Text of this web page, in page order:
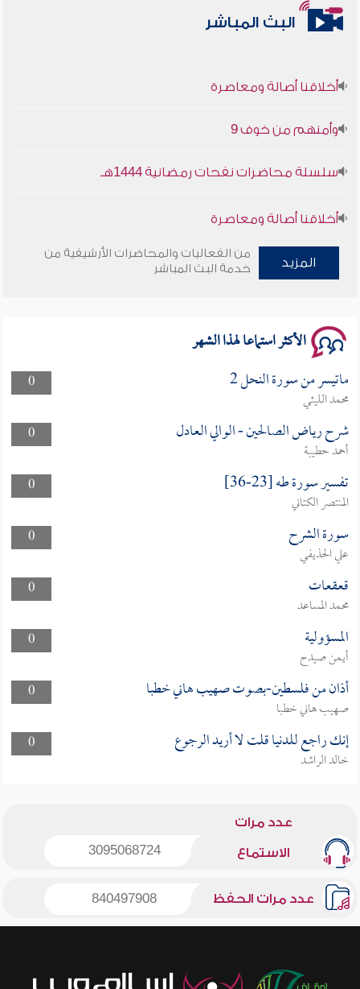
البث المباشر
أخلاقنا أصالة ومعاصرة
وأمنهم من خوف 9
سلسلة محاضرات نفحات رمضانية 1444هـ
أخلاقنا أصالة ومعاصرة
وأمنهم من خوف 9
المزيد
من الفعاليات والمحاضرات الأرشيفية من
خدمة البث المباشر
الأكثر استماعا لهذا الشهر
0 ماتيسر من سورة النحل 2
محمد الليثي
0
شرح رياض الصالحين - الوالي العادل
أحمد حطيبة
0
تفسير سورة طه [23-36]
المنتصر الكتاني
0
سورة الشرح
علي الحذيفي
0
قعقعات
محمد المساعد
0
المسؤولية
أيمن صيدح
0
أذان من فلسطين-بصوت صهيب هاني خطبا
صهيب هاني خطبا
0
إنك راجع للدنيا قلت لا أريد الرجوع
خالد الراشد
عدد مرات
الاستماع 3095068724
عدد مرات الحفظ 840497908